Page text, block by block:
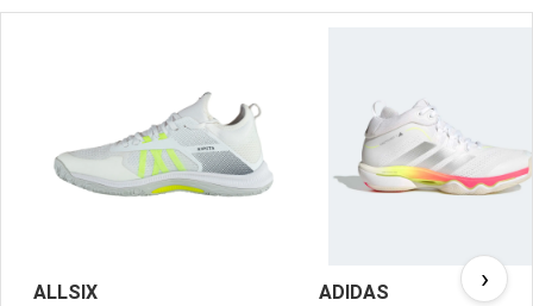
ALLSIX
ADIDAS
›